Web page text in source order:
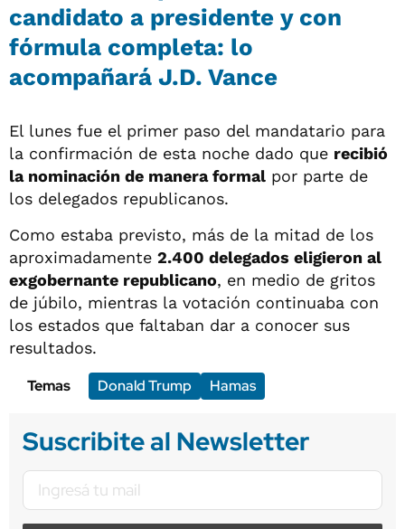
candidato a presidente y con
fórmula completa: lo
acompañará J.D. Vance
El lunes fue el primer paso del mandatario para
la confirmación de esta noche dado que recibió
la nominación de manera formal por parte de
los delegados republicanos.
Como estaba previsto, más de la mitad de los
aproximadamente 2.400 delegados eligieron al
exgobernante republicano, en medio de gritos
de júbilo, mientras la votación continuaba con
los estados que faltaban dar a conocer sus
resultados.
Temas
Donald Trump Hamas
Suscribite al Newsletter